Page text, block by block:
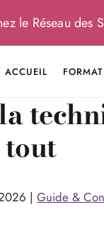
le Réseau des
ACCUEIL
| Guide &